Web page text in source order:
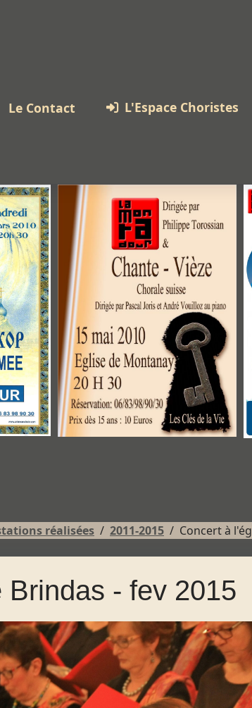
Le Contact L'Espace Choristes
réalisées 2011-2015 Concert à
- fev 2015